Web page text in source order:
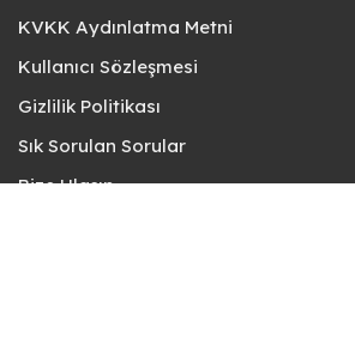
KVKK Aydınlatma Metni
Kullanıcı Sözleşmesi
Gizlilik Politikası
Sık Sorulan Sorular
Bize Ulaşın